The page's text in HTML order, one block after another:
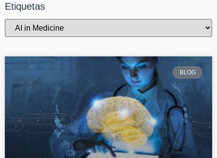
Etiquetas
BLOG